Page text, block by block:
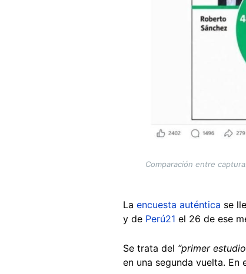
Comparación entre
La encuesta auténtica se
y de Perú21 el 26 de ese
Se trata del “primer
en una segunda vuelta.